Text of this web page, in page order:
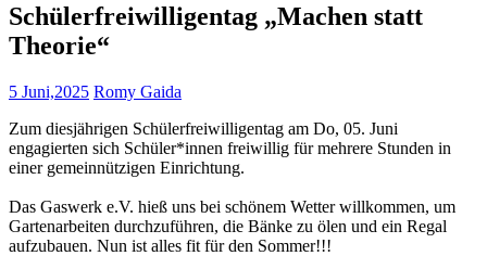
Schülerfreiwilligentag „Machen statt
Theorie“
5 Juni,2025 Romy Gaida
Zum diesjährigen Schülerfreiwilligentag am Do, 05. Juni
engagierten sich Schüler*innen freiwillig für mehrere Stunden in
einer gemeinnützigen Einrichtung.
Das Gaswerk e.V. hieß uns bei schönem Wetter willkommen, um
Gartenarbeiten durchzuführen, die Bänke zu ölen und ein Regal
aufzubauen. Nun ist alles fit für den Sommer!!!